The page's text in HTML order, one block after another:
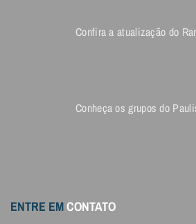
Confira a atualização do
Conheça os grupos do
ENTRE EMCONTATO